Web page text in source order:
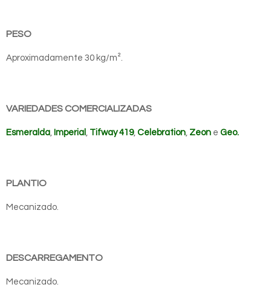
PESO
Aproximadamente 30 kg/m².
VARIEDADES COMERCIALIZADAS
Esmeralda, Imperial , Tifway 419, Celebration, Zeon e Geo.
PLANTIO
Mecanizado.
DESCARREGAMENTO
Mecanizado.